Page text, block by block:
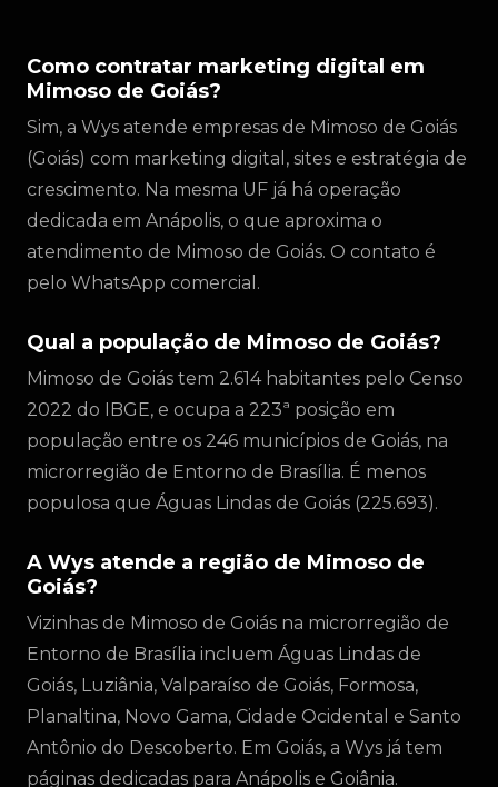
Como contratar marketing digital em
Mimoso de Goiás?
Sim, a Wys atende empresas de Mimoso de Goiás
(Goiás) com marketing digital, sites e estratégia de
crescimento. Na mesma UF já há operação
dedicada em Anápolis, o que aproxima o
atendimento de Mimoso de Goiás. O contato é
pelo WhatsApp comercial.
Qual a população de Mimoso de Goiás?
Mimoso de Goiás tem 2.614 habitantes pelo Censo
2022 do IBGE, e ocupa a 223ª posição em
população entre os 246 municípios de Goiás, na
microrregião de Entorno de Brasília. É menos
populosa que Águas Lindas de Goiás (225.693).
A Wys atende a região de Mimoso de
Goiás?
Vizinhas de Mimoso de Goiás na microrregião de
Entorno de Brasília incluem Águas Lindas de
Goiás, Luziânia, Valparaíso de Goiás, Formosa,
Planaltina, Novo Gama, Cidade Ocidental e Santo
Antônio do Descoberto. Em Goiás, a Wys já tem
páginas dedicadas para Anápolis e Goiânia.